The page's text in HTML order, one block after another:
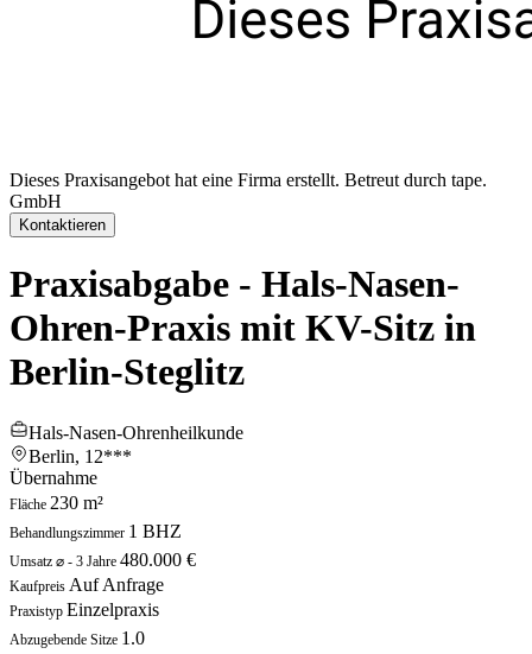
Dieses Praxisangebot hat eine Firma erstellt. Betreut durch tape.
GmbH
Kontaktieren
Praxisabgabe - Hals-Nasen-
Ohren-Praxis mit KV-Sitz in
Berlin-Steglitz
Hals-Nasen-Ohrenheilkunde
Berlin, 12***
Übernahme
Fläche 230 m²
Behandlungszimmer 1 BHZ
Umsatz ⌀ - 3 Jahre 480.000 €
Kaufpreis Auf Anfrage
Praxistyp Einzelpraxis
Abzugebende Sitze 1.0